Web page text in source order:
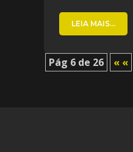
LEIA MAIS...
Pág 6 de 26 « «